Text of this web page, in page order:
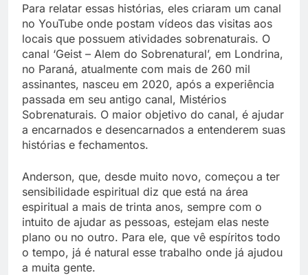
Para relatar essas histórias, eles criaram um canal
no YouTube onde postam vídeos das visitas aos
locais que possuem atividades sobrenaturais. O
canal ‘Geist – Alem do Sobrenatural’, em Londrina,
no Paraná, atualmente com mais de 260 mil
assinantes, nasceu em 2020, após a experiência
passada em seu antigo canal, Mistérios
Sobrenaturais. O maior objetivo do canal, é ajudar
a encarnados e desencarnados a entenderem suas
histórias e fechamentos.
Anderson, que, desde muito novo, começou a ter
sensibilidade espiritual diz que está na área
espiritual a mais de trinta anos, sempre com o
intuito de ajudar as pessoas, estejam elas neste
plano ou no outro. Para ele, que vê espíritos todo
o tempo, já é natural esse trabalho onde já ajudou
a muita gente.